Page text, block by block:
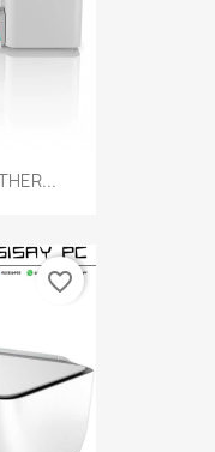
favorite_border